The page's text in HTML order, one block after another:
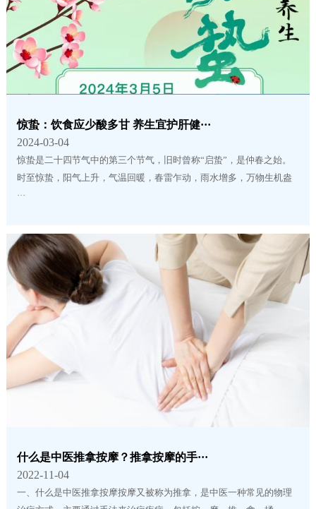
惊蛰：饮食应少酸多甘 养生宜护肝健···
2024-03-04
惊蛰是二十四节气中的第三个节气，旧时曾称“启蛰”，是仲春之始。
时至惊蛰，阳气上升，气温回暖，春雷乍动，雨水增多，万物生机盎
···
什么是中医推拿按摩？推拿按摩的手···
2022-11-04
一、什么是中医推拿按摩按摩又被称为推拿，是中医一种常见的物理